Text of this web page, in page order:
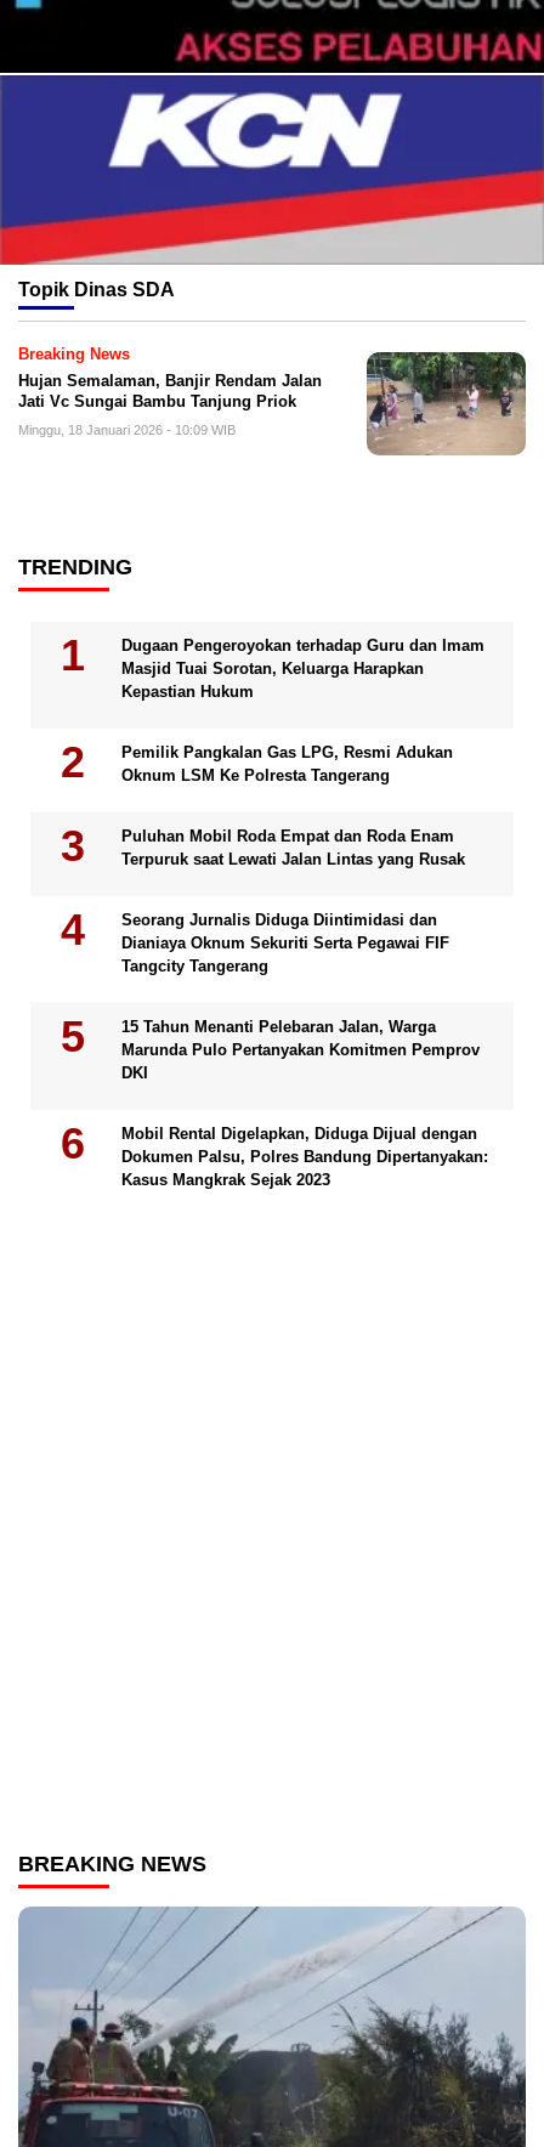
Topik Dinas SDA
Breaking News
Hujan Semalaman, Banjir Rendam Jalan
Jati Vc Sungai Bambu Tanjung Priok
Minggu, 18 Januari 2026 - 10:09 WIB
TRENDING
Dugaan Pengeroyokan terhadap Guru dan Imam
Masjid Tuai Sorotan, Keluarga Harapkan
Kepastian Hukum
Pemilik Pangkalan Gas LPG, Resmi Adukan
Oknum LSM Ke Polresta Tangerang
Puluhan Mobil Roda Empat dan Roda Enam
Terpuruk saat Lewati Jalan Lintas yang Rusak
Seorang Jurnalis Diduga Diintimidasi dan
Dianiaya Oknum Sekuriti Serta Pegawai FIF
Tangcity Tangerang
15 Tahun Menanti Pelebaran Jalan, Warga
Marunda Pulo Pertanyakan Komitmen Pemprov
DKI
Mobil Rental Digelapkan, Diduga Dijual dengan
Dokumen Palsu, Polres Bandung Dipertanyakan:
Kasus Mangkrak Sejak 2023
BREAKING NEWS